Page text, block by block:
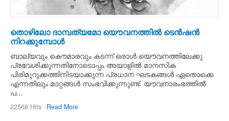
തൊഴിലോ ദാമ്പത്യമോ യൌവനത്തില്‍ ടെന്‍ഷന്‍
നിറക്കുമ്പോള്‍
ബാല്യവും കൌമാരവും കടന്ന്‍ ഒരാള്‍ യൌവനത്തിലേക്കു
പ്രവേശിക്കുന്നതിനോടൊപ്പം അയാളില്‍ മാനസിക
പിരിമുറുക്കത്തിനിടയാക്കുന്ന പ്രധാന ഘടകങ്ങള്‍ ഏതൊക്കെ
എന്നതിലും മാറ്റങ്ങള്‍ സംഭവിക്കുന്നുണ്ട്. യൗവനാരംഭത്തില്‍
പ...
22568 Hits Read More